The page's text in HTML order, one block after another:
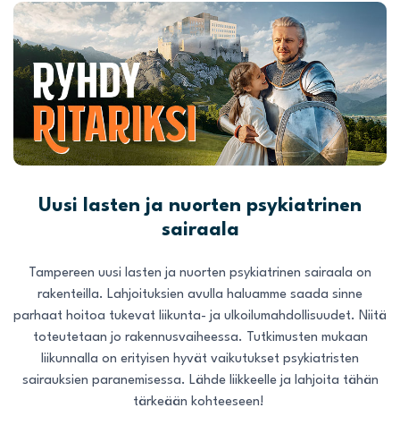
Uusi lasten ja nuorten psykiatrinen
sairaala
Tampereen uusi lasten ja nuorten psykiatrinen sairaala on
rakenteilla. Lahjoituksien avulla haluamme saada sinne
parhaat hoitoa tukevat liikunta- ja ulkoilumahdollisuudet. Niitä
toteutetaan jo rakennusvaiheessa. Tutkimusten mukaan
liikunnalla on erityisen hyvät vaikutukset psykiatristen
sairauksien paranemisessa. Lähde liikkeelle ja lahjoita tähän
tärkeään kohteeseen!